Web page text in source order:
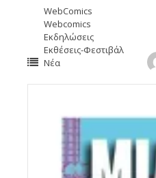
WebComics
Webcomics
Εκδηλώσεις
Εκθέσεις-Φεστιβάλ
Νέα